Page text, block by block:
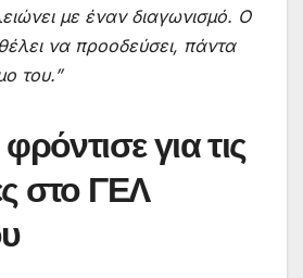
με έναν διαγωνισμό. Ο
να προοδεύσει, πάντα
του.”
για τις
στο ΓΕΛ